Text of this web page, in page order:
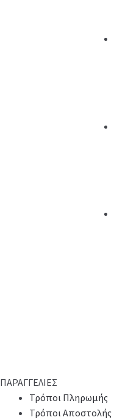
ΠΑΡΑΓΓΕΛΙΕΣ
Τρόποι Πληρωμής
Τρόποι Αποστολής